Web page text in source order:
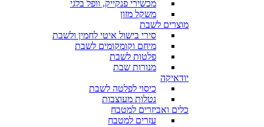
מכשירי פנקייק, וופל בלגי
משקל מזון
מוצרים לשבת
סירי בישול איטי לחמין ולשבת
מיחם וקומקומים לשבת
פלטות לשבת
מנורות שבת
יודאיקה
כיסוי לפלטה לשבת
נטלות מעוצבות
כלים ואביזרים למטבח
עזרים למטבח